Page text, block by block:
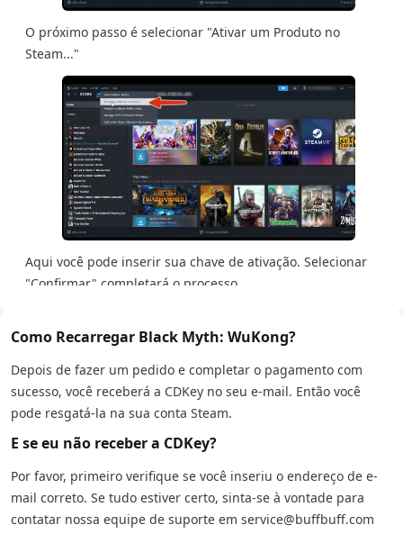
O próximo passo é selecionar "Ativar um Produto no
Steam..."
Aqui você pode inserir sua chave de ativação. Selecionar
"Confirmar" completará o processo
Como Recarregar Black Myth: WuKong?
Depois de fazer um pedido e completar o pagamento com
sucesso, você receberá a CDKey no seu e-mail. Então você
pode resgatá-la na sua conta Steam.
E se eu não receber a CDKey?
Por favor, primeiro verifique se você inseriu o endereço de e-
mail correto. Se tudo estiver certo, sinta-se à vontade para
contatar nossa equipe de suporte em service@buffbuff.com